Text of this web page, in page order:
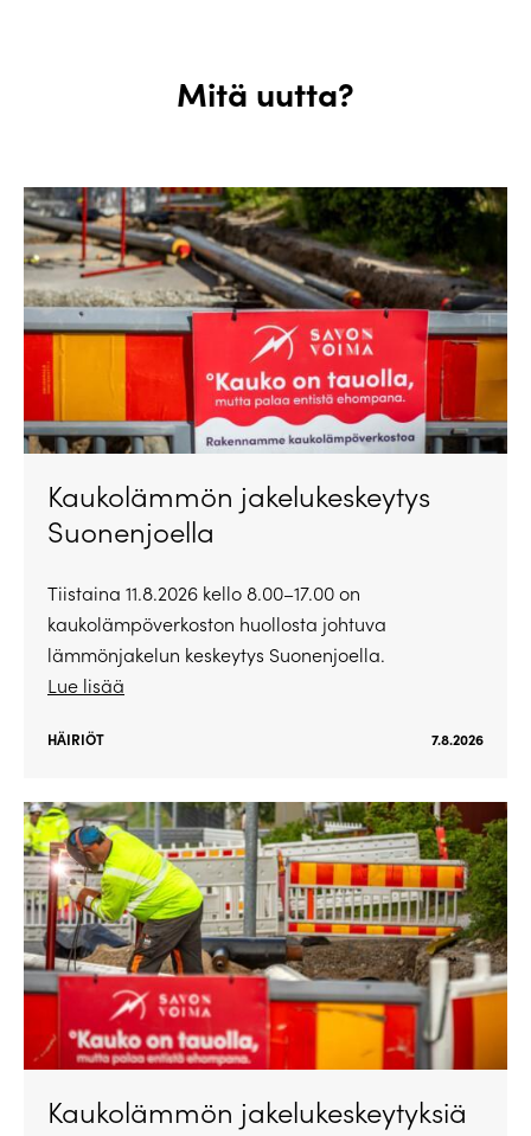
Mitä uutta?
Kaukolämmön jakelukeskeytys
Suonenjoella
Tiistaina 11.8.2026 kello 8.00–17.00 on
kaukolämpöverkoston huollosta johtuva
lämmönjakelun keskeytys Suonenjoella.
Lue lisää
HÄIRIÖT 7.8.2026
Kaukolämmön jakelukeskeytyksiä